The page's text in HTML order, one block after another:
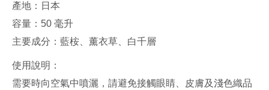
產地：日本
容量：50 毫升
主要成分：藍桉、薰衣草、白千層
使用說明：
需要時向空氣中噴灑，請避免接觸眼睛、皮膚及淺色織品